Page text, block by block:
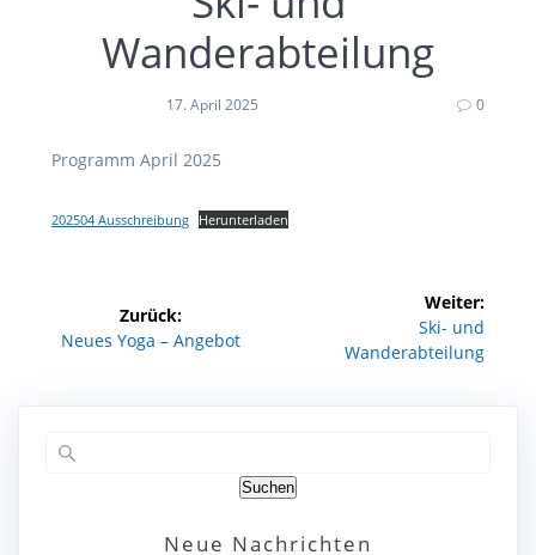
Wanderabteilung
17. April 2025 0
Programm April 2025
202504 Ausschreibung Herunterladen
Zurück:
Vorheriger
Neues Yoga – Angebot
Weiter:
Nächster
Beitrag:
Ski- und
Wanderabteilung
Suchen
Neue Nachrichten